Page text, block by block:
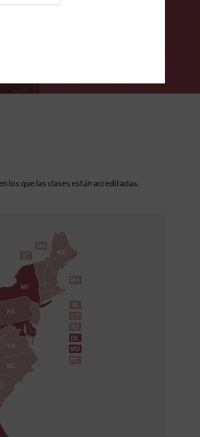
los que las clases están acreditadas.
CT
DE
DC
ME
MD
MA
NH
NJ
NY
NC
PA
RI
VT
VA